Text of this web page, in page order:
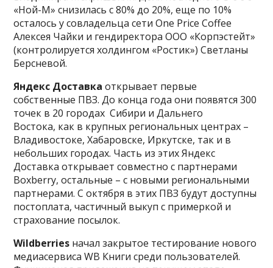
«Ной-М» снизилась с 80% до 20%, еще по 10%
осталось у совладельца сети One Price Coffee
Алексея Чайки и гендиректора ООО «Корпэстейт»
(контролируется холдингом «Ростик») Светланы
Берсневой.
Яндекс Доставка открывает первые
собственные ПВЗ. До конца года они появятся 300
точек в 20 городах Сибири и Дальнего
Востока, как в крупных региональных центрах –
Владивостоке, Хабаровске, Иркутске, так и в
небольших городах. Часть из этих Яндекс
Доставка открывает совместно с партнерами
Boxberry, остальные – с новыми региональными
партнерами. С октября в этих ПВЗ будут доступны
постоплата, частичный выкуп с примеркой и
страхование посылок.
Wildberries начал закрытое тестирование нового
медиасервиса WB Книги среди пользователей.